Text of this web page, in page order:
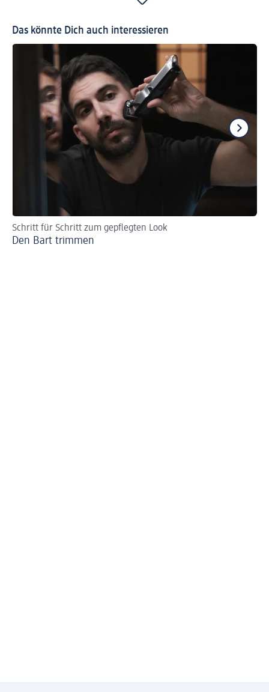
Das könnte Dich auch interessieren
Schritt für Schritt zum gepflegten Look
Den Bart trimmen